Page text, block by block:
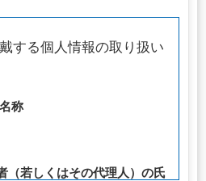
する個人情報の取り扱い
称
（若しくはその代理人）の氏